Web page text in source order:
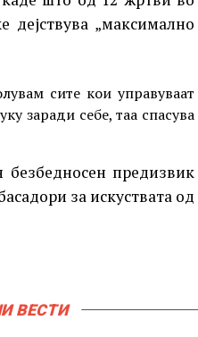
дејствува „максимално
сите кои управуваат
заради себе, таа спасува
предизвик
за искуствата од
ВЕСТИ